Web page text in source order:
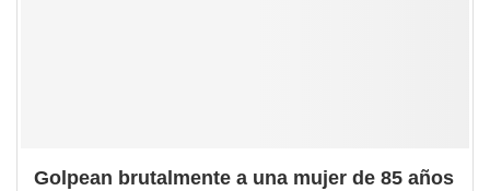
Golpean brutalmente a una mujer de 85 años